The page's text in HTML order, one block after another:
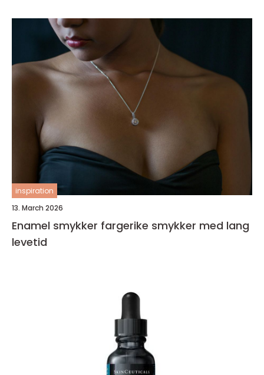
inspiration
13. March 2026
Enamel smykker fargerike smykker med lang
levetid